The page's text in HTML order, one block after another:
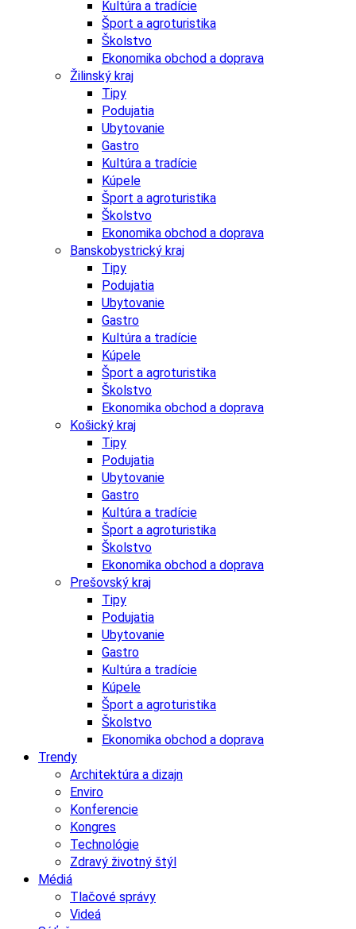
Kultúra a tradície
Šport a agroturistika
Školstvo
Ekonomika obchod a doprava
Žilinský kraj
Tipy
Podujatia
Ubytovanie
Gastro
Kultúra a tradície
Kúpele
Šport a agroturistika
Školstvo
Ekonomika obchod a doprava
Banskobystrický kraj
Tipy
Podujatia
Ubytovanie
Gastro
Kultúra a tradície
Kúpele
Šport a agroturistika
Školstvo
Ekonomika obchod a doprava
Košický kraj
Tipy
Podujatia
Ubytovanie
Gastro
Kultúra a tradície
Šport a agroturistika
Školstvo
Ekonomika obchod a doprava
Prešovský kraj
Tipy
Podujatia
Ubytovanie
Gastro
Kultúra a tradície
Kúpele
Šport a agroturistika
Školstvo
Ekonomika obchod a doprava
Trendy
Architektúra a dizajn
Enviro
Konferencie
Kongres
Technológie
Zdravý životný štýl
Médiá
Tlačové správy
Videá